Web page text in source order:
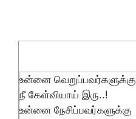
உன்னை வெறுப்பவர்களுக்கு
நீ கேள்வியாய் இரு..!
உன்னை நேசிப்பவர்களுக்கு